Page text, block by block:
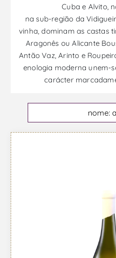
Cuba e Alvito,
na sub-região da
vinha, dominam as castas
Aragonês ou Alicante
Antão Vaz, Arinto e
enologia moderna unem-
carácter